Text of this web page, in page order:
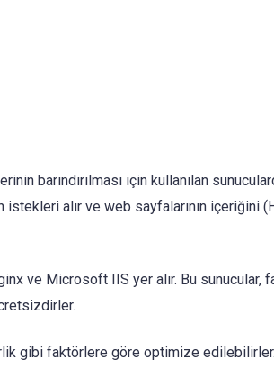
barındırılması için kullanılan
alır ve web sayfalarının içeriğini
ve Microsoft IIS yer alır. Bu sunucular,
gibi faktörlere göre optimize